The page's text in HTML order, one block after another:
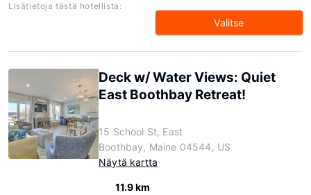
Lisätietoja tästä hotellista:
Valitse
Deck w/ Water Views: Quiet
East Boothbay Retreat!
15 School St, East
Boothbay, Maine 04544, US
Näytä kartta
11.9 km